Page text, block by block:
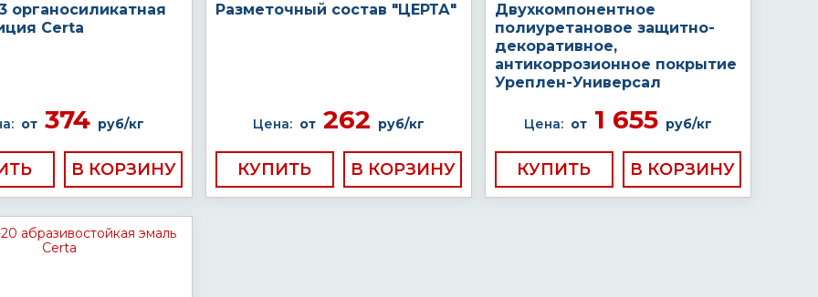
органосиликатная
Certa
от 374 руб/кг
Разметочный состав "ЦЕРТА"
Цена: от 262 руб/кг
КУПИТЬ
Двухкомпонентное
полиуретановое защитно-
декоративное,
антикоррозионное покрытие
Уреплен-Универсал
Цена: от 1 655 руб/кг
КУПИТЬ